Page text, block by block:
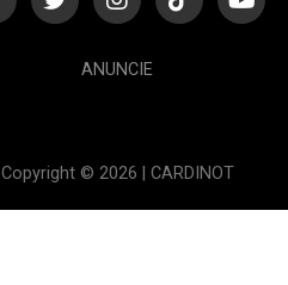
ANUNCIE
Copyright © 2026 | CARDINOT